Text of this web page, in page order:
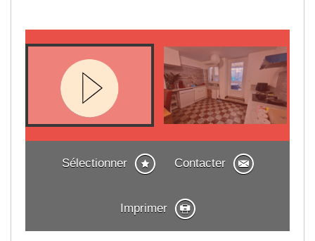
Sélectionner Contacter
Imprimer